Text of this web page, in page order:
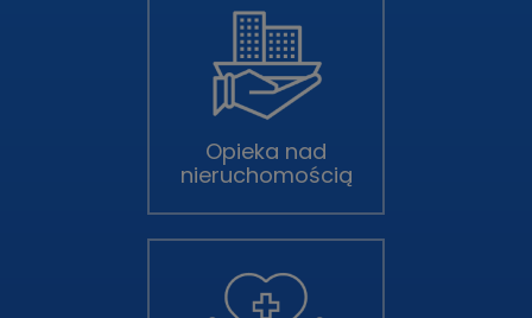
Opieka nad
nieruchomością